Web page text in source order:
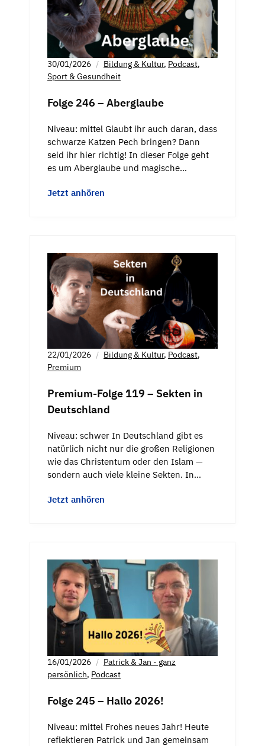
30/01/2026 Bildung & Kultur, Podcast,
Sport & Gesundheit
Folge 246 – Aberglaube
Niveau: mittel Glaubt ihr auch daran, dass
schwarze Katzen Pech bringen? Dann
seid ihr hier richtig! In dieser Folge geht
es um Aberglaube und magische…
Jetzt anhören
22/01/2026 Bildung & Kultur, Podcast,
Premium
Premium-Folge 119 – Sekten in
Deutschland
Niveau: schwer In Deutschland gibt es
natürlich nicht nur die großen Religionen
wie das Christentum oder den Islam —
sondern auch viele kleine Sekten. In…
Jetzt anhören
16/01/2026
Patrick & Jan - ganz
persönlich, Podcast
Folge 245 – Hallo 2026!
Niveau: mittel Frohes neues Jahr! Heute
reflektieren Patrick und Jan gemeinsam